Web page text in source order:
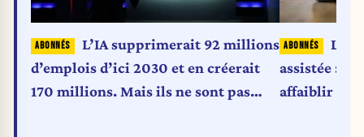
L’IA supprimerait 92 millions
d’emplois d’ici 2030 et en créerait
170 millions. Mais ils ne sont pas
assistée :
affaiblir le